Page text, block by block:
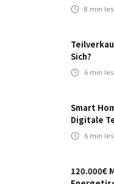
8 min
Sich?
6 min
Smart
Digitale
6 min
120.000€